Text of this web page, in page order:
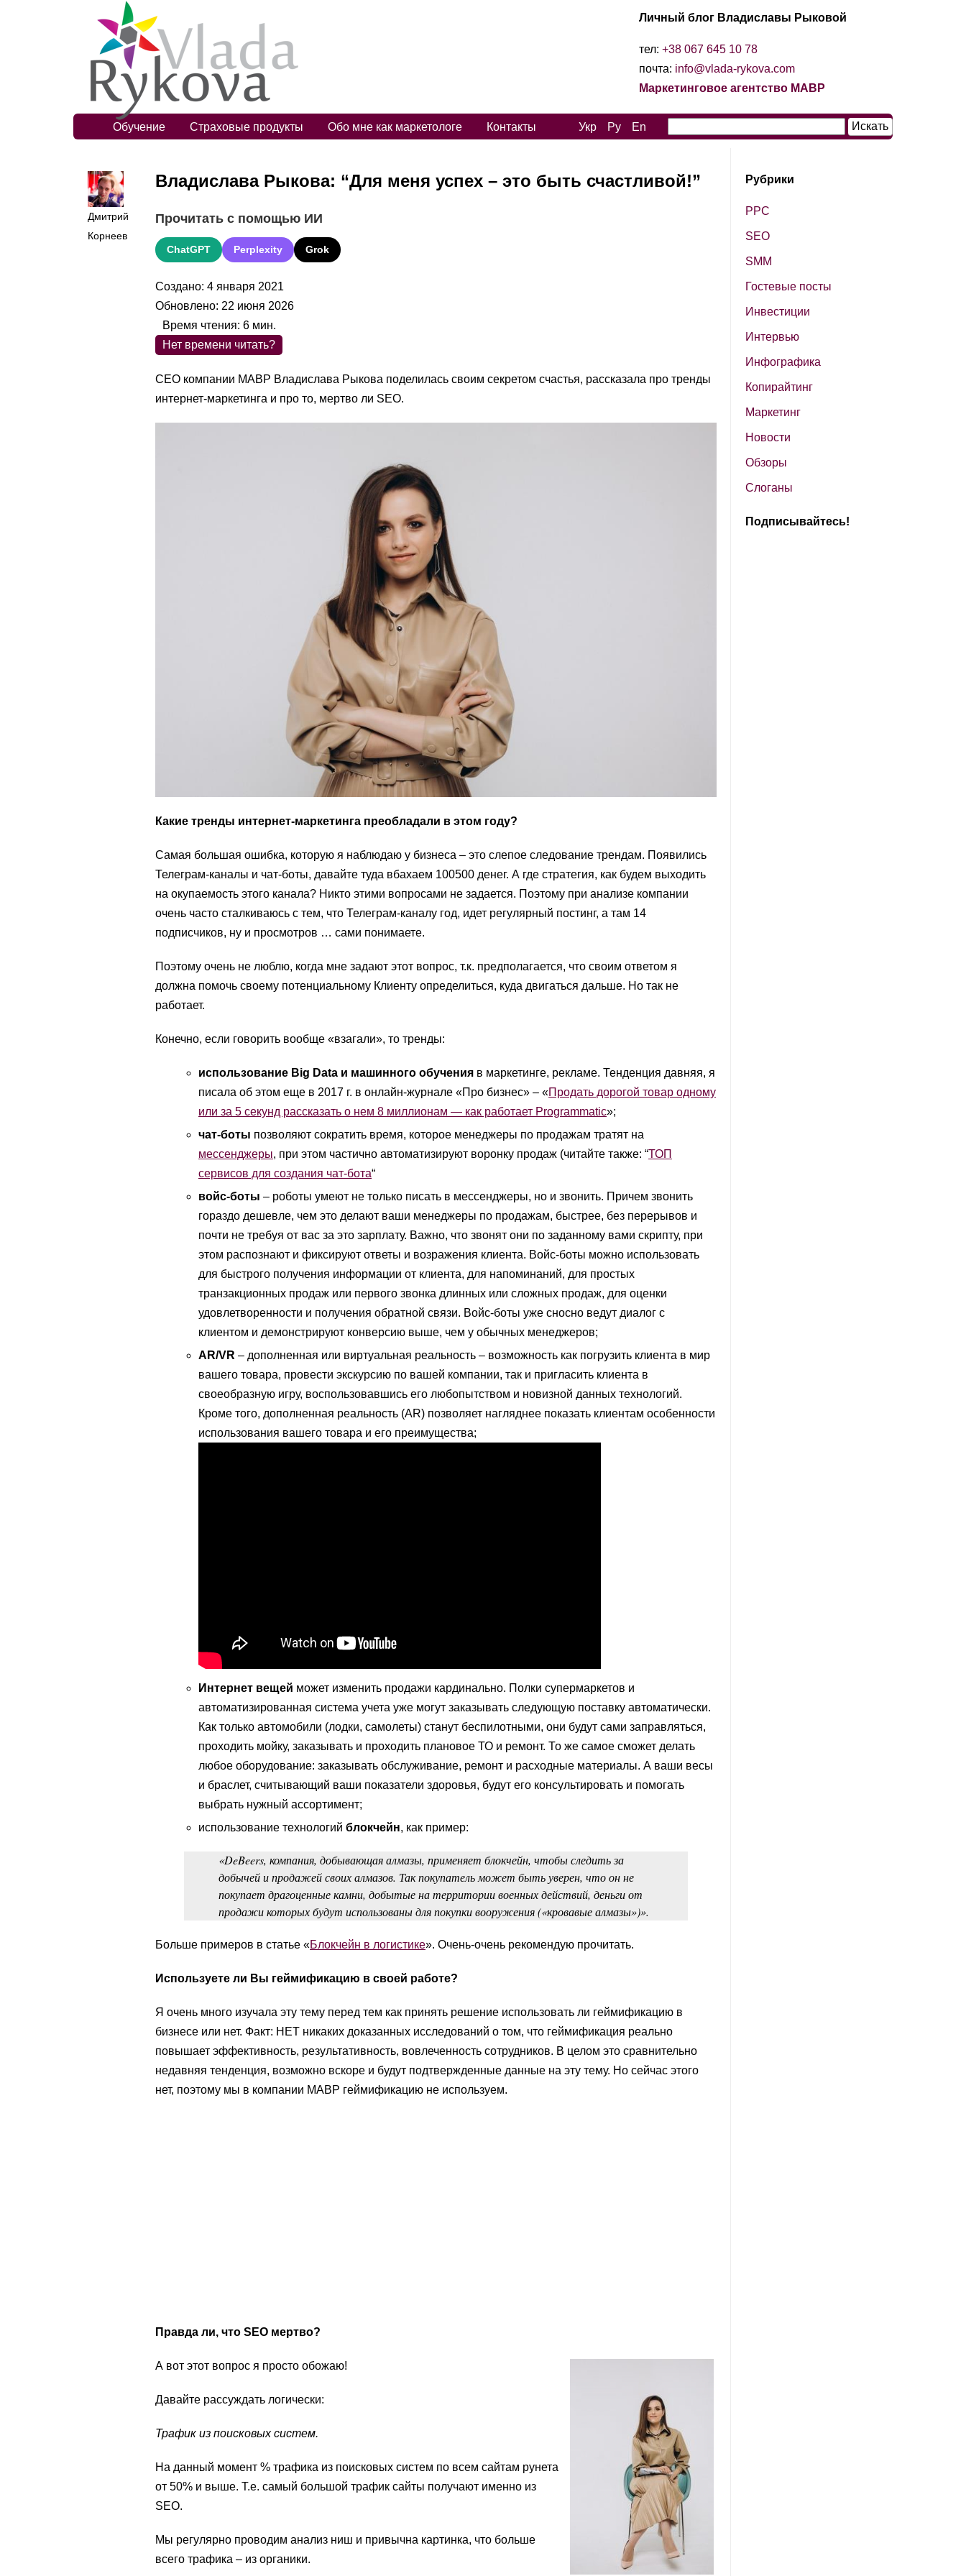
Личный блог Владиславы Рыковой
тел: +38 067 645 10 78
почта: info@vlada-rykova.com
Маркетинговое агентство МАВР
Обучение Страховые продукты Обо мне как маркетологе Контакты Укр Ру En
Дмитрий
Корнеев
Владислава Рыкова: “Для меня успех – это быть счастливой!”
Прочитать с помощью ИИ
ChatGPT Perplexity Grok
Создано: 4 января 2021
Обновлено: 22 июня 2026
Нет времени читать?
Время чтения: 6 мин.
CEO компании МАВР Владислава Рыкова поделилась своим секретом счастья, рассказала про тренды
интернет-маркетинга и про то, мертво ли SEO.
Какие тренды интернет-маркетинга преобладали в этом году?
Самая большая ошибка, которую я наблюдаю у бизнеса – это слепое следование трендам. Появились
Телеграм-каналы и чат-боты, давайте туда вбахаем 100500 денег. А где стратегия, как будем выходить
на окупаемость этого канала? Никто этими вопросами не задается. Поэтому при анализе компании
очень часто сталкиваюсь с тем, что Телеграм-каналу год, идет регулярный постинг, а там 14
подписчиков, ну и просмотров … сами понимаете.
Поэтому очень не люблю, когда мне задают этот вопрос, т.к. предполагается, что своим ответом я
должна помочь своему потенциальному Клиенту определиться, куда двигаться дальше. Но так не
работает.
Конечно, если говорить вообще «взагали», то тренды:
использование Big Data и машинного обучения в маркетинге, рекламе. Тенденция давняя, я
писала об этом еще в 2017 г. в онлайн-журнале «Про бизнес» – «Продать дорогой товар одному
или за 5 секунд рассказать о нем 8 миллионам — как работает Programmatic»;
чат-боты позволяют сократить время, которое менеджеры по продажам тратят на
мессенджеры, при этом частично автоматизируют воронку продаж (читайте также: “ТОП
сервисов для создания чат-бота“
войс-боты – роботы умеют не только писать в мессенджеры, но и звонить. Причем звонить
гораздо дешевле, чем это делают ваши менеджеры по продажам, быстрее, без перерывов и
почти не требуя от вас за это зарплату. Важно, что звонят они по заданному вами скрипту, при
этом распознают и фиксируют ответы и возражения клиента. Войс-боты можно использовать
для быстрого получения информации от клиента, для напоминаний, для простых
транзакционных продаж или первого звонка длинных или сложных продаж, для оценки
удовлетворенности и получения обратной связи. Войс-боты уже сносно ведут диалог с
клиентом и демонстрируют конверсию выше, чем у обычных менеджеров;
AR/VR – дополненная или виртуальная реальность – возможность как погрузить клиента в мир
вашего товара, провести экскурсию по вашей компании, так и пригласить клиента в
своеобразную игру, воспользовавшись его любопытством и новизной данных технологий.
Кроме того, дополненная реальность (AR) позволяет нагляднее показать клиентам особенности
использования вашего товара и его преимущества;
Интернет вещей может изменить продажи кардинально. Полки супермаркетов и
автоматизированная система учета уже могут заказывать следующую поставку автоматически.
Как только автомобили (лодки, самолеты) станут беспилотными, они будут сами заправляться,
проходить мойку, заказывать и проходить плановое ТО и ремонт. То же самое сможет делать
любое оборудование: заказывать обслуживание, ремонт и расходные материалы. А ваши весы
и браслет, считывающий ваши показатели здоровья, будут его консультировать и помогать
выбрать нужный ассортимент;
использование технологий блокчейн, как пример:
«DeBeers, компания, добывающая алмазы, применяет блокчейн, чтобы следить за
добычей и продажей своих алмазов. Так покупатель может быть уверен, что он не
покупает драгоценные камни, добытые на территории военных действий, деньги от
продажи которых будут использованы для покупки вооружения («кровавые алмазы»)».
Больше примеров в статье «Блокчейн в логистике». Очень-очень рекомендую прочитать.
Используете ли Вы геймификацию в своей работе?
Я очень много изучала эту тему перед тем как принять решение использовать ли геймификацию в
бизнесе или нет. Факт: НЕТ никаких доказанных исследований о том, что геймификация реально
повышает эффективность, результативность, вовлеченность сотрудников. В целом это сравнительно
недавняя тенденция, возможно вскоре и будут подтвержденные данные на эту тему. Но сейчас этого
нет, поэтому мы в компании МАВР геймификацию не используем.
Правда ли, что SEO мертво?
А вот этот вопрос я просто обожаю!
Давайте рассуждать логически:
Трафик из поисковых систем.
На данный момент % трафика из поисковых систем по всем сайтам рунета
от 50% и выше. Т.е. самый большой трафик сайты получают именно из
SEO.
Мы регулярно проводим анализ ниш и привычна картинка, что больше
всего трафика – из органики.
Рубрики
PPC
SЕО
SМM
Гостевые посты
Инвестиции
Интервью
Инфографика
Копирайтинг
Маркетинг
Новости
Обзоры
Слоганы
Подписывайтесь!